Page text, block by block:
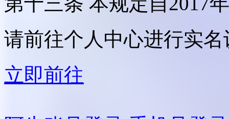
请前往个人中心进行实名
立即前往